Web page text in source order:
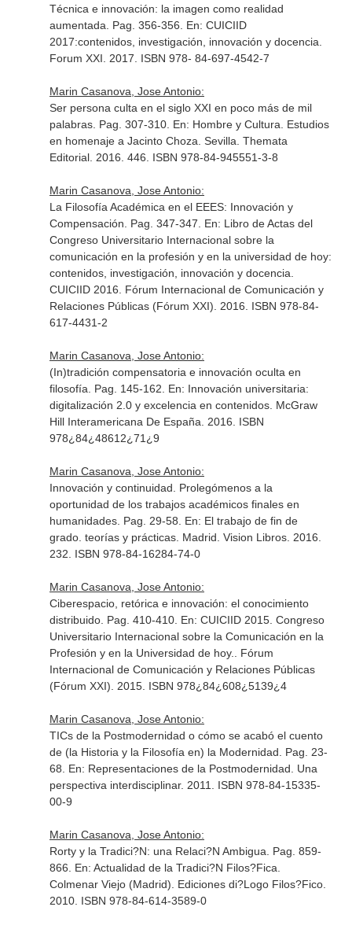
Técnica e innovación: la imagen como realidad
aumentada. Pag. 356-356. En: CUICIID
2017:contenidos, investigación, innovación y docencia
Forum XXI. 2017. ISBN 978- 84-697-4542-7
Marin Casanova, Jose Antonio:
Ser persona culta en el siglo XXI en poco más de mil
palabras. Pag. 307-310. En: Hombre y Cultura. Estudios
en homenaje a Jacinto Choza . Sevilla. Themata
Editorial. 2016. 446. ISBN 978-84-945551-3-8
Marin Casanova, Jose Antonio:
La Filosofía Académica en el EEES: Innovación y
Compensación. Pag. 347-347. En: Libro de Actas del
Congreso Universitario Internacional sobre la
comunicación en la profesión y en la universidad de hoy:
contenidos, investigación, innovación y docencia.
CUICIID 2016 . Fórum Internacional de Comunicación y
Relaciones Públicas (Fórum XXI). 2016. ISBN 978-84-
617-4431-2
Marin Casanova, Jose Antonio:
(In)tradición compensatoria e innovación oculta en
filosofía. Pag. 145-162. En: Innovación universitaria:
digitalización 2.0 y excelencia en contenidos. McGraw
Hill Interamericana De España. 2016. ISBN
978¿84¿48612¿71¿9
Marin Casanova, Jose Antonio:
Innovación y continuidad. Prolegómenos a la
oportunidad de los trabajos académicos finales en
humanidades. Pag. 29-58. En: El trabajo de fin de
grado. teorías y prácticas. Madrid. Vision Libros. 2016.
232. ISBN 978-84-16284-74-0
Marin Casanova, Jose Antonio:
Ciberespacio, retórica e innovación: el conocimiento
distribuido. Pag. 410-410. En: CUICIID 2015. Congreso
Universitario Internacional sobre la Comunicación en la
Profesión y en la Universidad de hoy.
. Fórum
Internacional de Comunicación y Relaciones Públicas
(Fórum XXI). 2015. ISBN 978¿84¿608¿5139¿4
Marin Casanova, Jose Antonio:
TICs de la Postmodernidad o cómo se acabó el cuento
de (la Historia y la Filosofía en) la Modernidad. Pag. 23-
68. En: Representaciones de la Postmodernidad. Una
perspectiva interdisciplinar. 2011. ISBN 978-84-15335-
00-9
Marin Casanova, Jose Antonio:
Rorty y la Tradici?N: una Relaci?N Ambigua. Pag. 859-
866. En: Actualidad de la Tradici?N Filos?Fica
Colmenar Viejo (Madrid). Ediciones di?Logo Filos?Fico.
2010. ISBN 978-84-614-3589-0